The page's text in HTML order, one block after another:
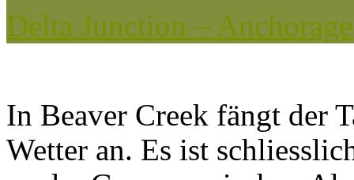
Delta Junction – Anchorage
In Beaver Creek fängt der
Wetter an. Es ist